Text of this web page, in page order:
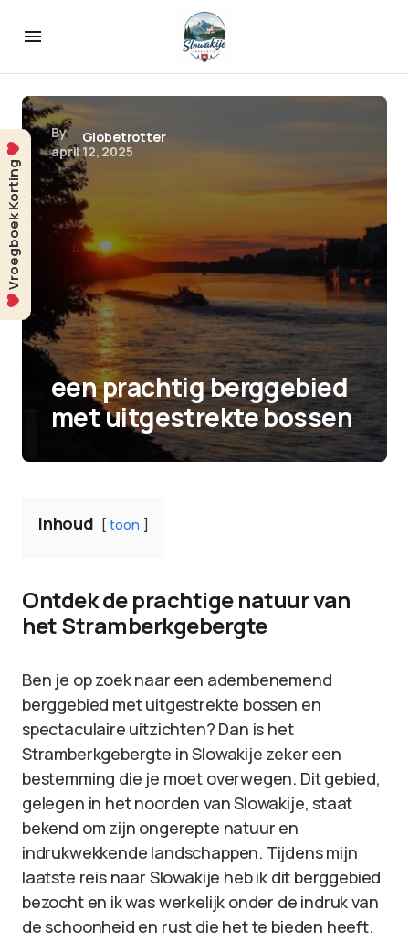
By
Globetrotter
april 12, 2025
een prachtig berggebied
met uitgestrekte bossen
Inhoud toon
Ontdek de prachtige natuur van
het Stramberkgebergte
Ben je op zoek naar een adembenemend
berggebied met uitgestrekte bossen en
spectaculaire uitzichten? Dan is het
Stramberkgebergte in Slowakije zeker een
bestemming die je moet overwegen. Dit gebied,
gelegen in het noorden van Slowakije, staat
bekend om zijn ongerepte natuur en
indrukwekkende landschappen. Tijdens mijn
laatste reis naar Slowakije heb ik dit berggebied
bezocht en ik was werkelijk onder de indruk van
de schoonheid en rust die het te bieden heeft.
Vroegboek Korting